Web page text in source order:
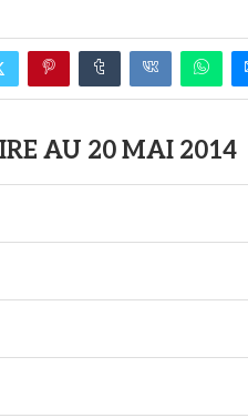
AU 20 MAI 2014